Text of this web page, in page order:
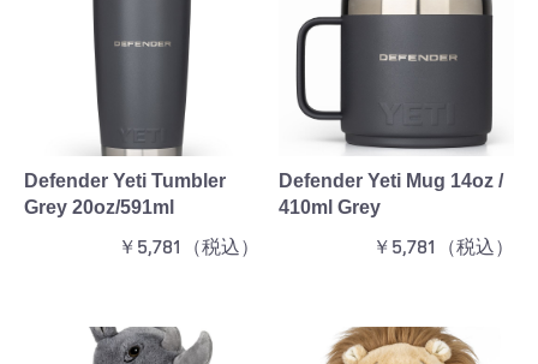
Defender Yeti Tumbler
Grey 20oz/591ml
￥5,781（税込）
Defender Yeti Mug 14oz /
410ml Grey
￥5,781（税込）